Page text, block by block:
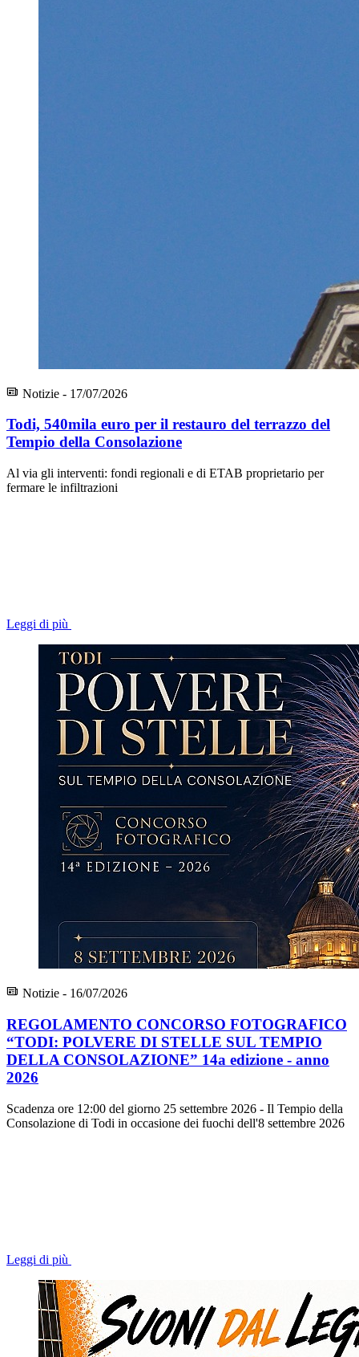
Notizie - 17/07/2026
Todi, 540mila euro per il restauro del terrazzo del
Tempio della Consolazione
Al via gli interventi: fondi regionali e di ETAB proprietario per
fermare le infiltrazioni
Leggi di più
Notizie - 16/07/2026
REGOLAMENTO CONCORSO FOTOGRAFICO
“TODI: POLVERE DI STELLE SUL TEMPIO
DELLA CONSOLAZIONE” 14a edizione - anno
2026
Scadenza ore 12:00 del giorno 25 settembre 2026 - Il Tempio della
Consolazione di Todi in occasione dei fuochi dell'8 settembre 2026
Leggi di più